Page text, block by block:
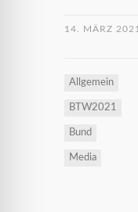
14. MÄRZ 2021
Allgemein
BTW2021
Bund
Media